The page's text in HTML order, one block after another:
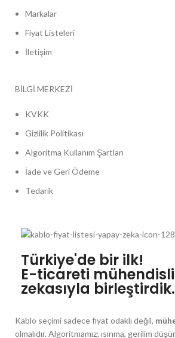
Markalar
Fiyat Listeleri
İletişim
BİLGİ MERKEZİ
KVKK
Gizlilik Politikası
Algoritma Kullanım Şartları
İade ve Geri Ödeme
Tedarik
Türkiye'de bir ilk!
E-ticareti
zekasıyla birleştirdik.
Kablo seçimi sadece fiyat odaklı değil,
olmalıdır. Algoritmamız; ısınma, gerilim